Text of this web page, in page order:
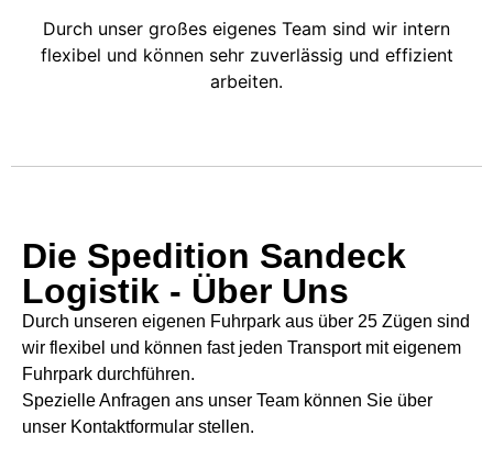
Durch unser großes eigenes Team sind wir intern
flexibel und können sehr zuverlässig und effizient
arbeiten.
Die Spedition Sandeck
Logistik - Über Uns
Durch unseren eigenen Fuhrpark aus über 25 Zügen sind
wir flexibel und können fast jeden Transport mit eigenem
Fuhrpark durchführen.
Spezielle Anfragen ans unser Team können Sie über
unser Kontaktformular stellen.